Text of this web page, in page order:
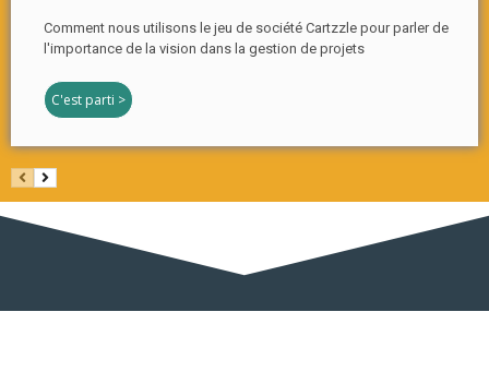
Comment nous utilisons le jeu de société Cartzzle pour parler de
l'importance de la vision dans la gestion de projets
C'est parti >